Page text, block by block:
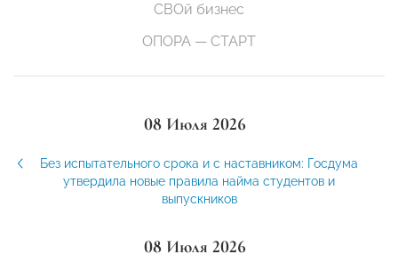
СВОй бизнес
ОПОРА — СТАРТ
08 Июля 2026
Без испытательного срока и с наставником: Госдума
утвердила новые правила найма студентов и
выпускников
08 Июля 2026